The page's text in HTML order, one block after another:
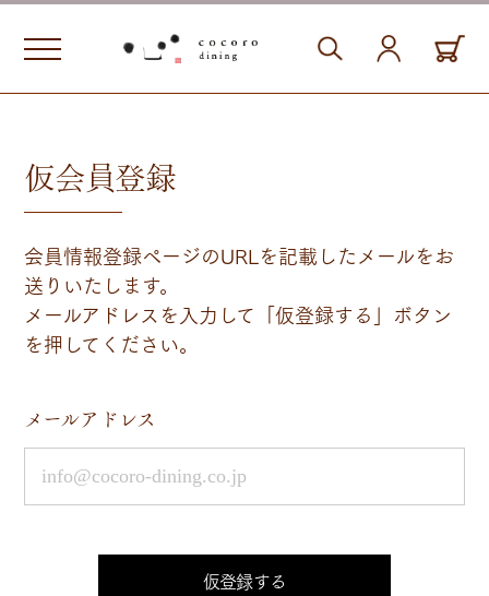
仮会員登録
会員情報登録ページのURLを記載したメールをお
送りいたします。
メールアドレスを入力して「仮登録する」ボタン
を押してください。
メールアドレス